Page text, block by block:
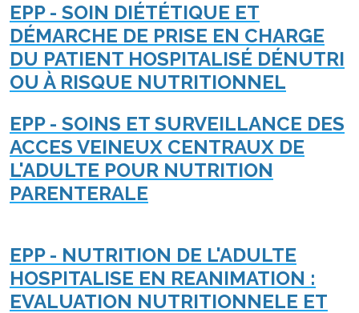
EPP - SOIN DIÉTÉTIQUE ET
DÉMARCHE DE PRISE EN CHARGE
DU PATIENT HOSPITALISÉ DÉNUTRI
OU À RISQUE NUTRITIONNEL
EPP - SOINS ET SURVEILLANCE DES
ACCES VEINEUX CENTRAUX DE
L'ADULTE POUR NUTRITION
PARENTERALE
EPP - NUTRITION DE L'ADULTE
HOSPITALISE EN REANIMATION :
EVALUATION NUTRITIONNELE ET